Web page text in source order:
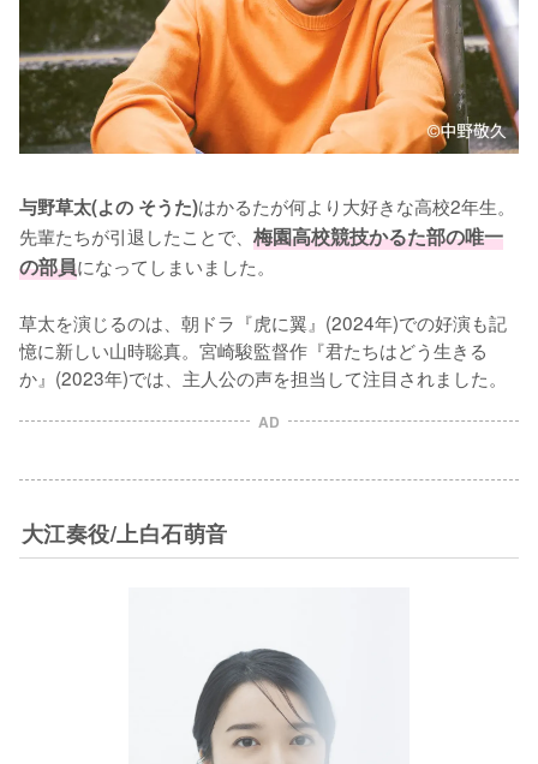
与野草太(よの そうた)はかるたが何より大好きな高校2年生。
先輩たちが引退したことで、 梅園高校競技かるた部の唯一
の部員になってしまいました。
草太を演じるのは、朝ドラ『虎に翼』(2024年)での好演も記
憶に新しい山時聡真。宮崎駿監督作『君たちはどう生きる
か』(2023年)では、主人公の声を担当して注目されました。
AD
大江奏役/上白石萌音